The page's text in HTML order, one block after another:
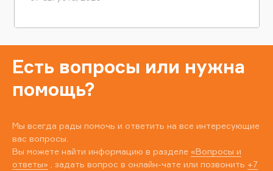
Есть вопросы или нужна
помощь?
Мы всегда рады помочь и ответить на все интересующие
вас вопросы.
Вы можете найти информацию в разделе «Вопросы и
ответы» , задать вопрос в онлайн-чате или позвонить +7